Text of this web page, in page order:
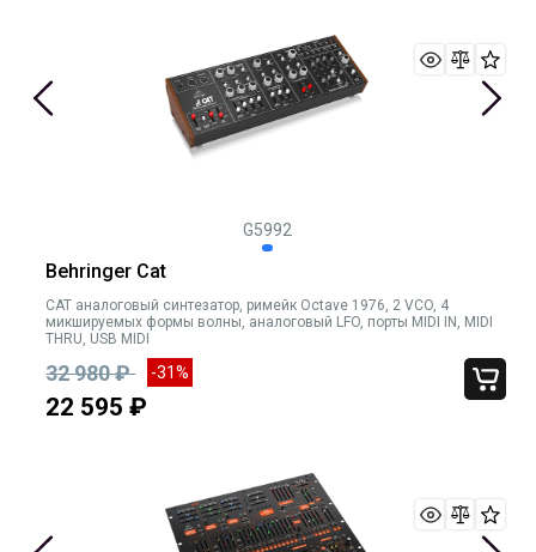
G5992
Behringer Cat
CAT аналоговый синтезатор, римейк Octave 1976, 2 VCO, 4
микшируемых формы волны, аналоговый LFO, порты MIDI IN, MIDI
THRU, USB MIDI
32 980 ₽ -31%
22 595 ₽